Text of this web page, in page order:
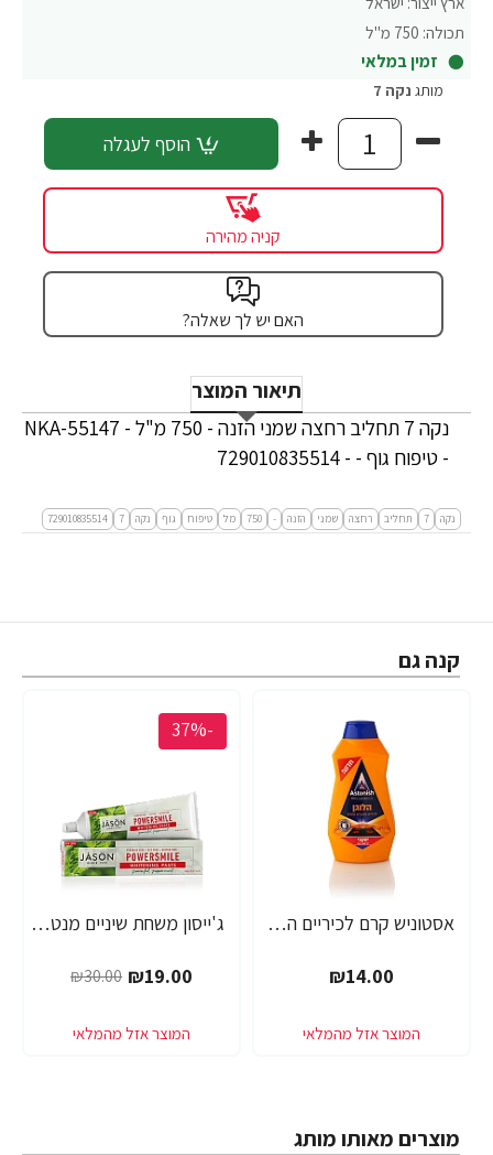
תכולה: 750 מ"ל
זמין במלאי
מותג נקה 7
הוסף לעגלה
קניה מהירה
האם יש לך שאלה?
תיאור המוצר
נקה 7 תחליב רחצה שמני הזנה - 750 מ"ל - NKA-55147
- טיפוח גוף - - 729010835514
נקה 7 תחליב רחצה שמני הזנה -
750 מל טיפוח גוף נקה 7
729010835514
קנה גם
אסטוניש קרם לכיריים הלוגן ומיקרו 500 גרם - מבית יעקבי
₪14.00
-37%
ג'ייסון משחת שיניים מנטה עוצמתית ללא פלואריד ללא SLS ללא חומרים משמרים 170 גרם - מבית JASON
₪19.00
₪30.00
מוצרים מאותו מותג